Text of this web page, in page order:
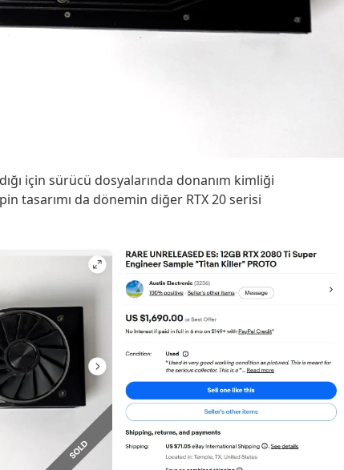
için sürücü dosyalarında donanım kimliği
tasarımı da dönemin diğer RTX 20 serisi